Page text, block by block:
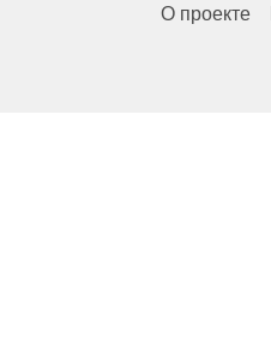
О проекте